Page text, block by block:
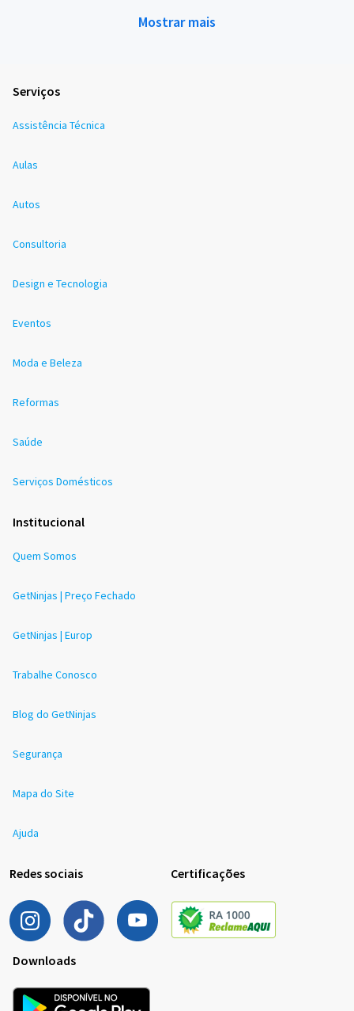
Mostrar mais
Serviços
Assistência Técnica
Aulas
Autos
Consultoria
Design e Tecnologia
Eventos
Moda e Beleza
Reformas
Saúde
Serviços Domésticos
Institucional
Quem Somos
GetNinjas | Preço Fechado
GetNinjas | Europ
Trabalhe Conosco
Blog do GetNinjas
Segurança
Mapa do Site
Ajuda
Redes sociais Certificações
Downloads